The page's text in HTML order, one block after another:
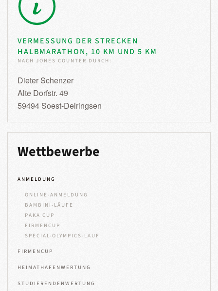
VERMESSUNG DER STRECKEN
HALBMARATHON, 10 KM UND 5 KM
NACH JONES COUNTER DURCH:
Dieter Schenzer
Alte Dorfstr. 49
59494 Soest-Deiringsen
Wettbewerbe
ANMELDUNG
ONLINE-ANMELDUNG
BAMBINI-LÄUFE
PAKA CUP
FIRMENCUP
SPECIAL-OLYMPICS-LAUF
FIRMENCUP
HEIMATHAFENWERTUNG
STUDIERENDENWERTUNG